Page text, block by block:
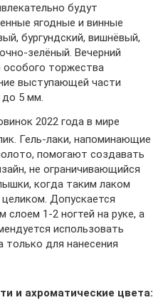
будут
ягодные и винные
бургундский, вишнёвый,
зелёный. Вечерний
торжества
выступающей части
до 5 мм.
2022 года в мире
Гель-лаки, напоминающие
помогают создавать
не ограничивающийся
когда таким лаком
Допускается
1-2 ногтей на руке, а
использовать
только для нанесения
и ахроматические цвета: